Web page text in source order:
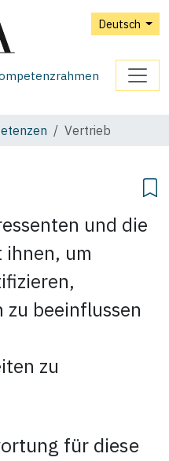
Deutsch
Vertrieb
und die
ihnen, um
beeinflussen
zu
für diese